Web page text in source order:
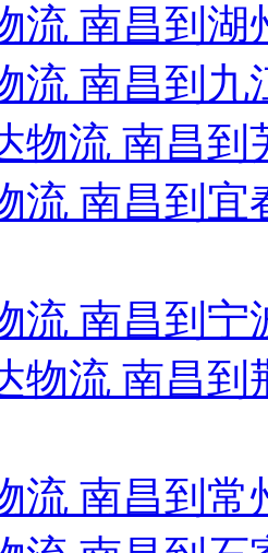
流 南昌到
流 南昌到
物流 南昌
流 南昌到
流 南昌到
物流 南昌
流 南昌到